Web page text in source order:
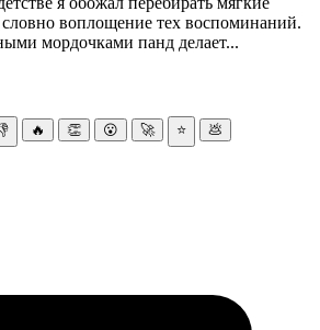
воплощение тех воспоминаний.
мордочками панд делает...
🔥 👏 😮 🚀 ⭐ 💩